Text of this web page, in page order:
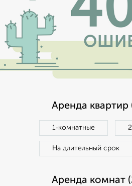
Аренда квартир
1‑комнатные
На длительный срок
Аренда комнат